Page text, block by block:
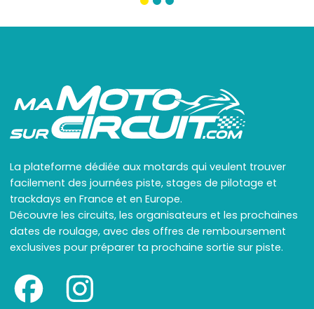
La plateforme dédiée aux motards qui veulent trouver
facilement des journées piste, stages de pilotage et
trackdays en France et en Europe.
Découvre les circuits, les organisateurs et les prochaines
dates de roulage, avec des offres de remboursement
exclusives pour préparer ta prochaine sortie sur piste.